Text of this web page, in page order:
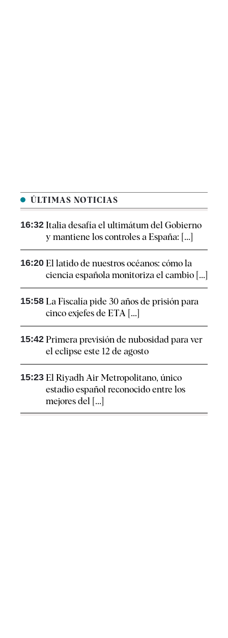
ÚLTIMAS NOTICIAS
16:32 Italia desafía el ultimátum del Gobierno
y mantiene los controles a España: [...]
16:20 El latido de nuestros océanos: cómo la
ciencia española monitoriza el cambio [...]
15:58 La Fiscalía pide 30 años de prisión para
cinco exjefes de ETA [...]
15:42 Primera previsión de nubosidad para ver
el eclipse este 12 de agosto
15:23 El Riyadh Air Metropolitano, único
estadio español reconocido entre los
mejores del [...]